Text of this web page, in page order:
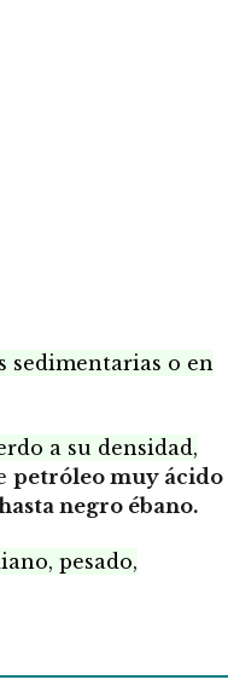
sedimentarias o en
a su densidad,
petróleo muy ácido
negro ébano.
pesado,